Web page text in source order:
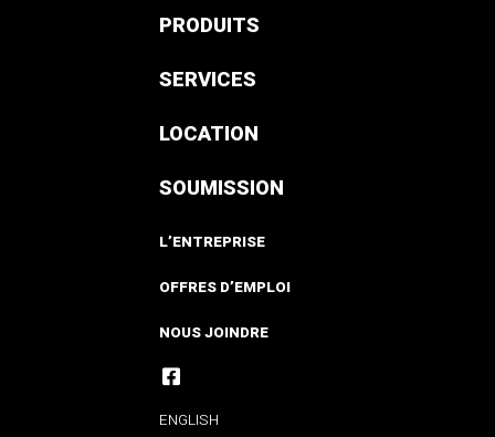
PRODUITS
SERVICES
LOCATION
SOUMISSION
L’ENTREPRISE
OFFRES D’EMPLOI
NOUS JOINDRE
ENGLISH